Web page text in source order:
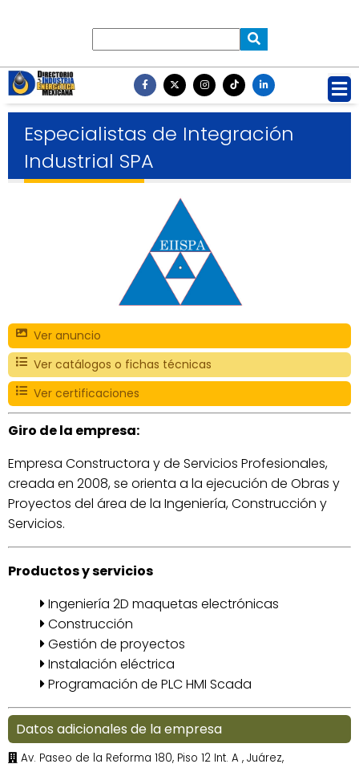
Especialistas de Integración
Industrial SPA
Ver anuncio
Ver catálogos o fichas técnicas
Ver certificaciones
Giro de la empresa:
Empresa Constructora y de Servicios Profesionales,
creada en 2008, se orienta a la ejecución de Obras y
Proyectos del área de la Ingeniería, Construcción y
Servicios.
Productos y servicios
Ingeniería 2D maquetas electrónicas
Construcción
Gestión de proyectos
Instalación eléctrica
Programación de PLC HMI Scada
Datos adicionales de la empresa
Av. Paseo de la Reforma 180, Piso 12 Int. A , Juárez,